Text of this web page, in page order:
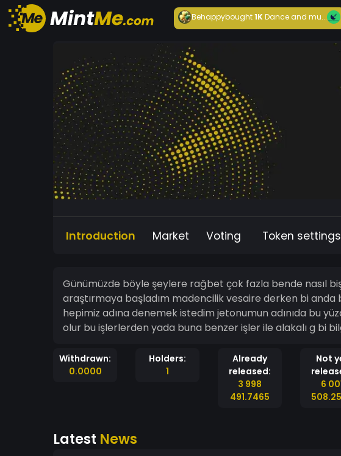
Behappybought1KDance and mu...
Introduction Market Voting Token settings
Günümüzde böyle şeylere rağbet çok fazla bende nasıl
araştırmaya başladım madencilik vesaire derken bi anda
hepimiz adına denemek istedim jetonumun adınıda bu yüzden böyle koydum umarım başarılı
olur bu işlerlerden yada buna benzer işler ile alakalı g bi
Withdrawn:
0.0000
Holders:
1
Already
released:
3 998
491.7465
Not
6
Latest News